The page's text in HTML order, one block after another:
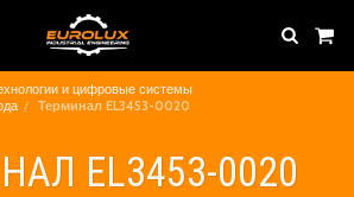
и цифровые системы
Терминал EL3453-0020
EL3453-0020